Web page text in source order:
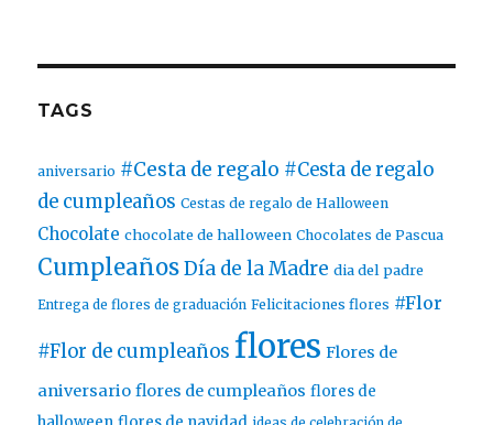
TAGS
aniversario #Cesta de regalo #Cesta de regalo
de cumpleaños Cestas de regalo de Halloween
Chocolate chocolate de halloween Chocolates de Pascua
Cumpleaños Día de la Madre dia del padre
Entrega de flores de graduación Felicitaciones flores #Flor
#Flor de cumpleaños flores Flores de
aniversario flores de cumpleaños flores de